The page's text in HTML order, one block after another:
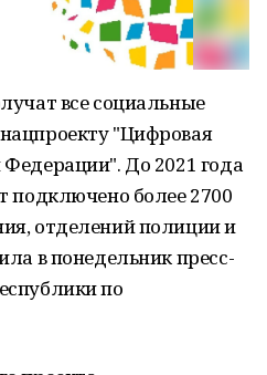
все социальные
"Цифровая
До 2021 года
подключено более 2700
отделений полиции и
в понедельник пресс-
по